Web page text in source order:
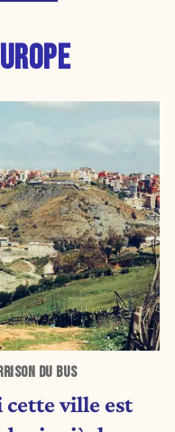
DU BUS
cette ville est